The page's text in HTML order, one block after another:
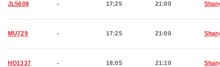
JL5608 - 17:25 21:00
MU729 - 17:25 21:00
HO1337 - 18:05 21:10